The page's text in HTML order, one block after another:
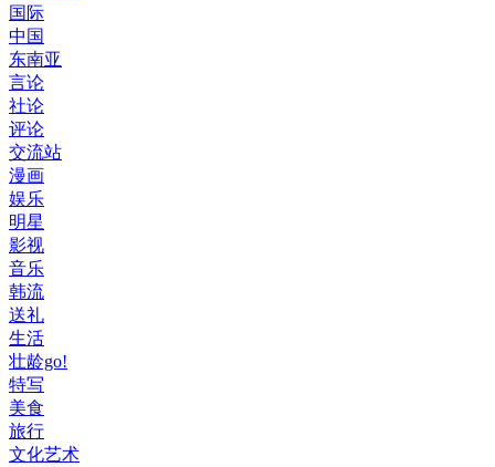
国际
中国
东南亚
言论
社论
评论
交流站
漫画
娱乐
明星
影视
音乐
韩流
送礼
生活
壮龄go!
特写
美食
旅行
文化艺术